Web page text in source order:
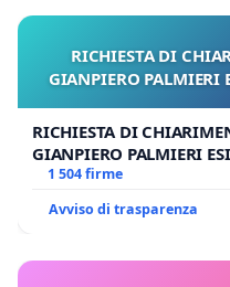
RICHIESTA DI
GIANPIERO PALMIERI
RICHIESTA DI
GIANPIERO PALMIERI
1 504 firme
Avviso di trasparenza